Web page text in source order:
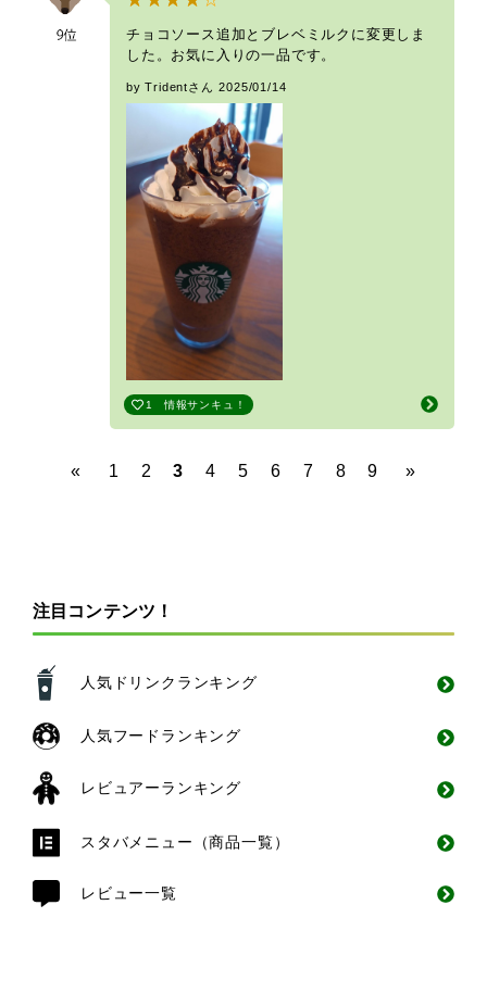
チョコソース追加とブレベミルクに変更しま
した。お気に入りの一品です。
by Tridentさん 2025/01/14
1 情報サンキュ！
« 1 2 3 4 5 6 7 8 9 »
注目コンテンツ！
人気ドリンクランキング
人気フードランキング
レビュアーランキング
スタバメニュー（商品一覧）
レビュー一覧